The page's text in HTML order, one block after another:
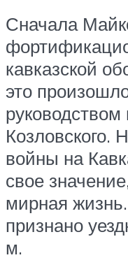
Сначала
кавказской
это
Козловского.
войны на
свое
мирная
признано
м.